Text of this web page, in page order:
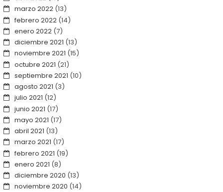
marzo 2022(13)
febrero 2022(14)
enero 2022(7)
diciembre 2021 (13)
noviembre 2021 (15)
octubre 2021 (21)
septiembre 2021 (10)
agosto 2021 (3)
julio 2021 (12)
junio 2021 (17)
mayo 2021 (17)
abril 2021 (13)
marzo 2021 (17)
febrero 2021 (19)
enero 2021 (8)
diciembre 2020 (13)
noviembre 2020 (14)